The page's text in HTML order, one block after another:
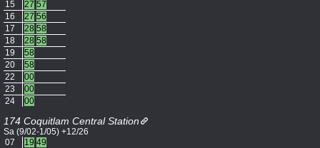
15
27 57
16
27 56
17
28 58
18
28 58
19
58
20
58
22
00
23
00
24
00
174 Coquitlam Central Station
Sa (9/02-1/05) +12/26
07
19 49